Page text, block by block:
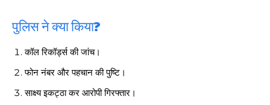
पुलिस ने क्या किया?
कॉल रिकॉर्ड्स की जांच।
फोन नंबर और पहचान की पुष्टि।
साक्ष्य इकट्ठा कर आरोपी गिरफ्तार।